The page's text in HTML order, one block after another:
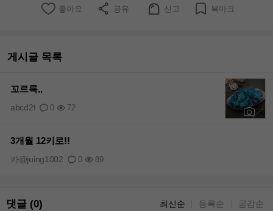
좋아요 공유 신고 북마크
게시글 목록
꼬르륵,,
0 72
abcd2f
3개월 12키로!!
0 89
카@juing1002
댓글 (0) 최신순 등록순 공감순